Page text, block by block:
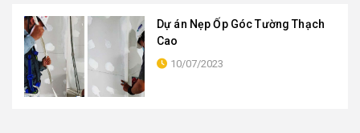
Dự án Nẹp Ốp Góc Tường Thạch
Cao
10/07/2023